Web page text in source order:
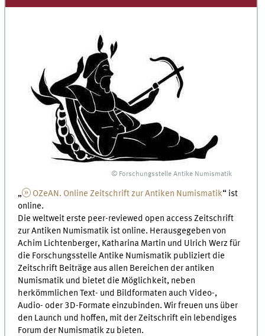
© Forschungsstelle Antike Numismatik
„ OZeAN. Online Zeitschrift zur Antiken Numismatik“ ist
online.
Die weltweit erste peer-reviewed open access Zeitschrift
zur Antiken Numismatik ist online. Herausgegeben von
Achim Lichtenberger, Katharina Martin und Ulrich Werz für
die Forschungsstelle Antike Numismatik publiziert die
Zeitschrift Beiträge aus allen Bereichen der antiken
Numismatik und bietet die Möglichkeit, neben
herkömmlichen Text- und Bildformaten auch Video-,
Audio- oder 3D-Formate einzubinden. Wir freuen uns über
den Launch und hoffen, mit der Zeitschrift ein lebendiges
Forum der Numismatik zu bieten.